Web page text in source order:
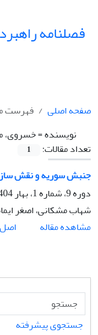
فصلنامه
صفحه اصلی
فهرست
نویسنده =خسروی،
تعداد مقالات:
1
جنبش سوریه و نقش
دوره 9، شماره 1، بهار 1404، صفحه
شهاب مشکانی، اصغر
مشاهده مقاله
جستجوی پیشرفته